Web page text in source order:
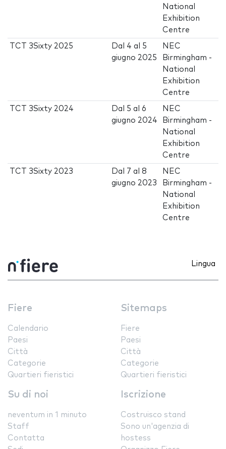
National
Exhibition
Centre
TCT 3Sixty 2025 Dal 4 al 5
giugno 2025
NEC
Birmingham -
National
Exhibition
Centre
TCT 3Sixty 2024 Dal 5 al6
giugno 2024
NEC
Birmingham -
National
Exhibition
Centre
TCT 3Sixty 2023 Dal 7 al8
giugno 2023
NEC
Birmingham -
National
Exhibition
Centre
Lingua
Fiere
Calendario
Paesi
Città
Categorie
Quartieri fieristici
Sitemaps
Fiere
Paesi
Città
Categorie
Quartieri fieristici
Su di noi
neventum in 1 minuto
Staff
Contatta
Iscrizione
Costruisco stand
Sono un'agenzia di
hostess